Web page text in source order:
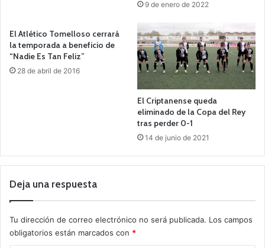
9 de enero de 2022
El Atlético Tomelloso cerrará
la temporada a beneficio de
“Nadie Es Tan Feliz”
28 de abril de 2016
El Criptanense queda
eliminado de la Copa del Rey
tras perder 0-1
14 de junio de 2021
Deja una respuesta
Tu dirección de correo electrónico no será publicada. Los campos
obligatorios están marcados con *